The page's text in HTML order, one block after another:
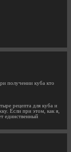
получении куба кто
рецепта для куба и
Если при этом, как я,
единственный